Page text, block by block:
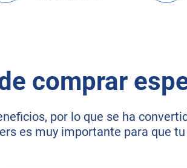
comprar
por lo que se ha
es muy importante para que